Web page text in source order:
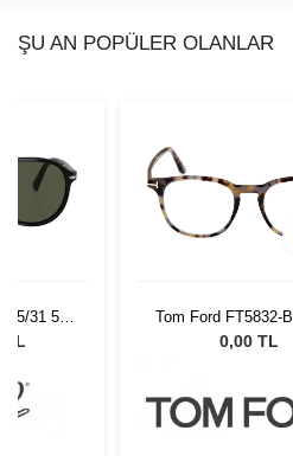
ŞU AN POPÜLER OLANLAR
95/31 55
TL
Tom Ford FT5832-
0,00 TL